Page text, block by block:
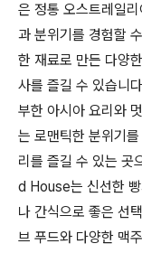
은 정통 오스트레일
과 분위기를 경험할
한 재료로 만든 다양
사를 즐길 수 있습니
부한 아시아 요리와
는 로맨틱한 분위기
리를 즐길 수 있는 곳
d House는 신선한
나 간식으로 좋은 선
브 푸드와 다양한 맥